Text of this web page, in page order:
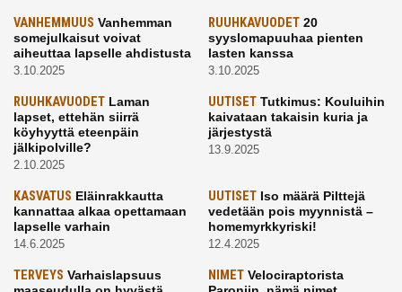
VANHEMMUUS Vanhemman
somejulkaisut voivat
aiheuttaa lapselle ahdistusta
3.10.2025
RUUHKAVUODET20
syyslomapuuhaa pienten
lasten kanssa
3.10.2025
RUUHKAVUODET Laman
lapset, ettehän siirrä
köyhyyttä eteenpäin
jälkipolville?
2.10.2025
UUTISETTutkimus: Kouluihin
kaivataan takaisin kuria ja
järjestystä
13.9.2025
KASVATUS Eläinrakkautta
kannattaa alkaa opettamaan
lapselle varhain
14.6.2025
UUTISETIso määrä Pilttejä
vedetään pois myynnistä –
homemyrkkyriski!
12.4.2025
TERVEYS Varhaislapsuus
NIMETVelociraptorista